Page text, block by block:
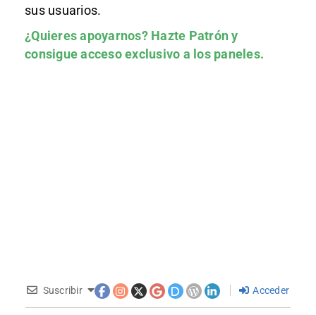
sus usuarios.
¿Quieres apoyarnos? Hazte Patróny
consigue acceso exclusivo a los paneles.
Suscribir Acceder